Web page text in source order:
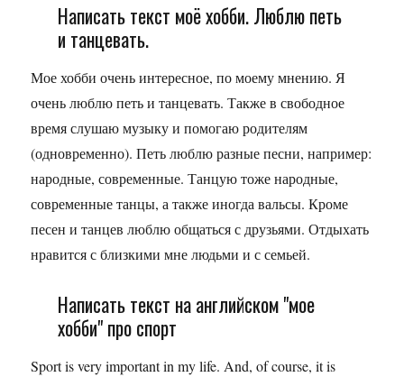
Написать текст моё хобби. Люблю петь
и танцевать.
Мое хобби очень интересное, по моему мнению. Я
очень люблю петь и танцевать. Также в свободное
время слушаю музыку и помогаю родителям
(одновременно). Петь люблю разные песни, например:
народные, современные. Танцую тоже народные,
современные танцы, а также иногда вальсы. Кроме
песен и танцев люблю общаться с друзьями. Отдыхать
нравится с близкими мне людьми и с семьей.
Написать текст на английском "мое
хобби" про спорт
Sport is very important in my life. And, of course, it is